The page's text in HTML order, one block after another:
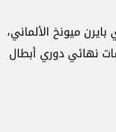
ميونخ الألماني،
نهائي دوري أبطال